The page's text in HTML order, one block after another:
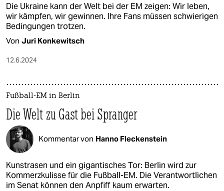
Die Ukraine kann der Welt bei der EM zeigen: Wir leben,
wir kämpfen, wir gewinnen. Ihre Fans müssen schwierigen
Bedingungen trotzen.
Von Juri Konkewitsch
12.6.2024
Fußball-EM in Berlin
Die Welt zu Gast bei Spranger
Kommentar von Hanno Fleckenstein
Kunstrasen und ein gigantisches Tor: Berlin wird zur
Kommerzkulisse für die Fußball-EM. Die Verantwortlichen
im Senat können den Anpfiff kaum erwarten.